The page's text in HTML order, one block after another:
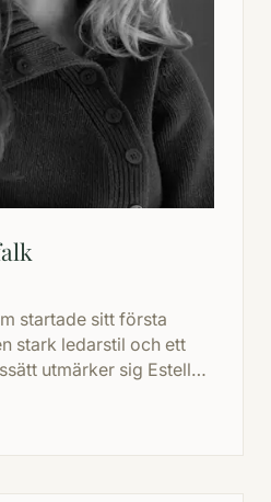
startade sitt första
stark ledarstil och ett
utmärker sig Estelle